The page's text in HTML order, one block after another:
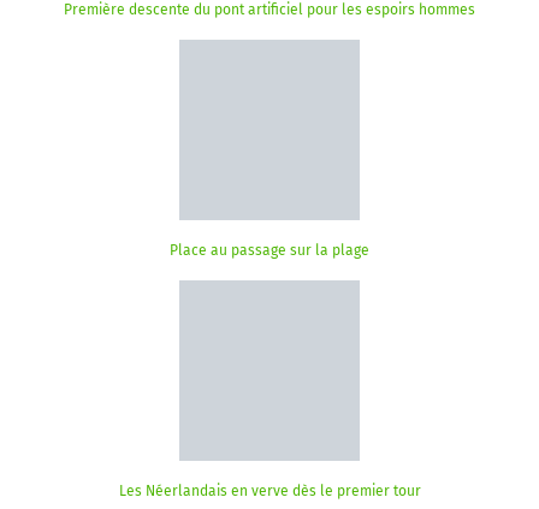
Première descente du pont artificiel pour les espoirs hommes
Place au passage sur la plage
Les Néerlandais en verve dès le premier tour